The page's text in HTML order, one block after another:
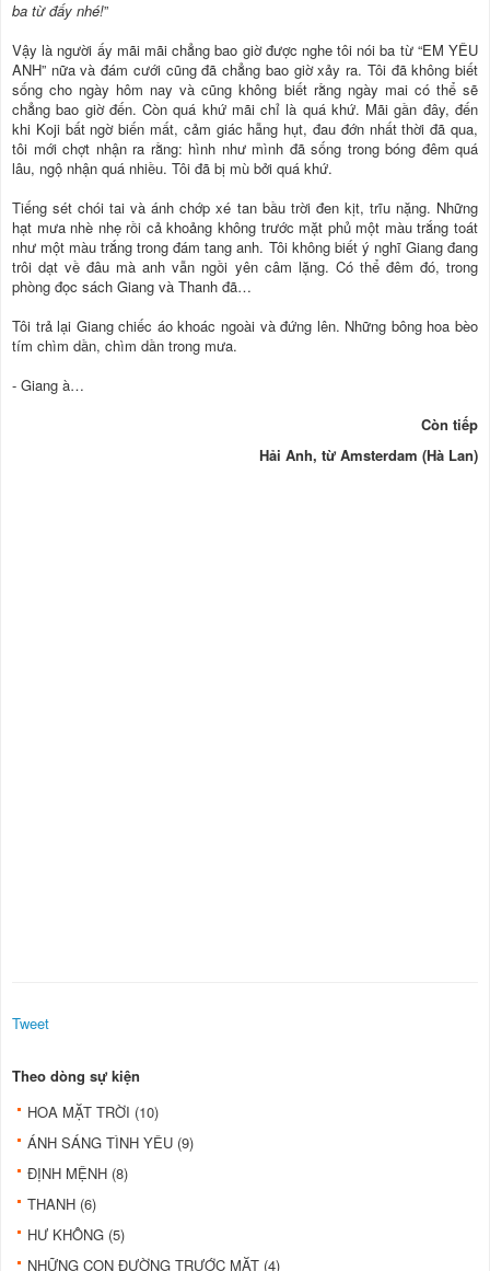
ba từ đấy nhé!”
Vậy là người ấy mãi mãi chẳng bao giờ được nghe tôi nói ba từ “EM YÊU
ANH” nữa và đám cưới cũng đã chẳng bao giờ xảy ra. Tôi đã không biết
sống cho ngày hôm nay và cũng không biết rằng ngày mai có thể sẽ
chẳng bao giờ đến. Còn quá khứ mãi chỉ là quá khứ. Mãi gần đây, đến
khi Koji bất ngờ biến mất, cảm giác hẫng hụt, đau đớn nhất thời đã qua,
tôi mới chợt nhận ra rằng: hình như mình đã sống trong bóng đêm quá
lâu, ngộ nhận quá nhiều. Tôi đã bị mù bởi quá khứ.
Tiếng sét chói tai và ánh chớp xé tan bầu trời đen kịt, trĩu nặng. Những
hạt mưa nhè nhẹ rồi cả khoảng không trước mặt phủ một màu trắng toát
như một màu trắng trong đám tang anh. Tôi không biết ý nghĩ Giang đang
trôi dạt về đâu mà anh vẫn ngồi yên câm lặng. Có thể đêm đó, trong
phòng đọc sách Giang và Thanh đã…
Tôi trả lại Giang chiếc áo khoác ngoài và đứng lên. Những bông hoa bèo
tím chìm dần, chìm dần trong mưa.
- Giang à…
Còn tiếp
Hải Anh, từ Amsterdam (Hà Lan)
Tweet
Theo dòng sự kiện
HOA MẶT TRỜI (10)
ÁNH SÁNG TÌNH YÊU (9)
ĐỊNH MỆNH (8)
THANH (6)
HƯ KHÔNG (5)
NHỮNG CON ĐƯỜNG TRƯỚC MẶT (4)